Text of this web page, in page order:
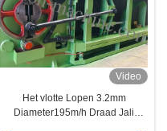
Video
Het vlotte Lopen 3.2mm
Diameter195m/h Draad Jali